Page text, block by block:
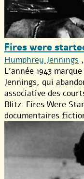
Fires were
Humphrey Jennings
L’année 1943
Jennings, qui
associative des
Blitz. Fires Were
documentaires